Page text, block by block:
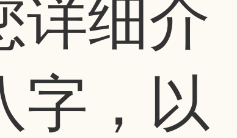
详细介
字，以